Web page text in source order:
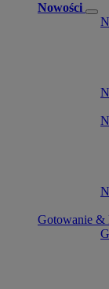
Nowości
Gotowanie &